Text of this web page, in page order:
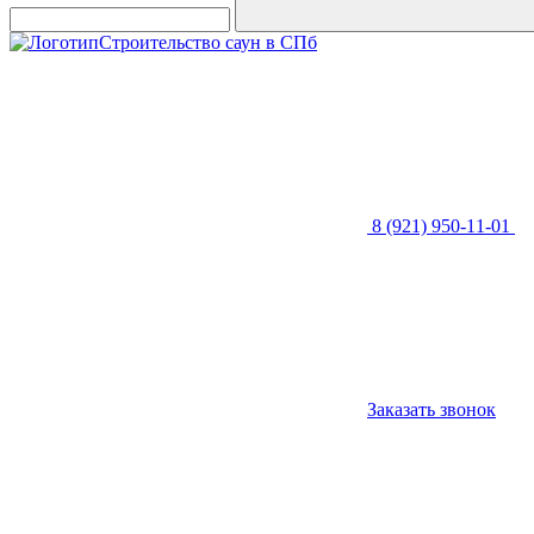
Строительство саун в СПб
8 (921) 950-11-01
Заказать звонок